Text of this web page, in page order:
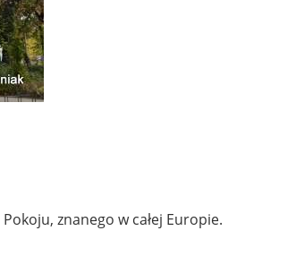
znanego w całej Europie.